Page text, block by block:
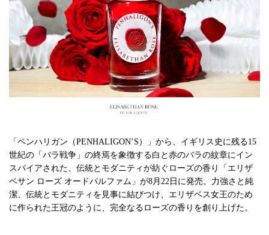
「ペンハリガン（PENHALIGON’S）」から、イギリス史に残る15
世紀の「バラ戦争」の終焉を象徴する白と赤のバラの紋章にイン
スパイアされた、伝統とモダニティが紡ぐローズの香り「エリザ
ベサン ローズ オードパルファム」が8月22日に発売。力強さと純
潔、伝統とモダニティを見事に結びつけ、エリザベス女王のため
に作られた王冠のように、完全なるローズの香りを創り上げた。